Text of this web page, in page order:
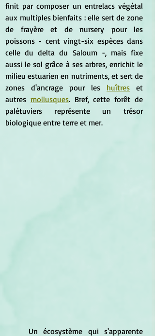
finit par composer un entrelacs végétal
aux multiples bienfaits : elle sert de zone
de frayère et de nursery pour les
poissons - cent vingt-six espèces dans
celle du delta du Saloum -, mais fixe
aussi le sol grâce à ses arbres, enrichit le
milieu estuarien en nutriments, et sert de
zones d'ancrage pour les huîtres et
autres mollusques. Bref, cette forêt de
palétuviers représente un trésor
biologique entre terre et mer.